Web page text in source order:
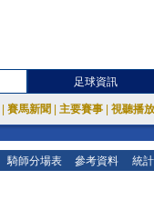
足球資訊
賽馬新聞 主要賽事 視聽播
騎師分場表 參考資料 統